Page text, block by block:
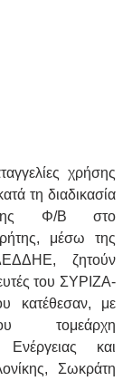
χρήσης
τη διαδικασία
Φ/Β στο
μέσω της
ζητούν
του ΣΥΡΙΖΑ-
κατέθεσαν, με
τομεάρχη
Ενέργειας και
Σωκράτη